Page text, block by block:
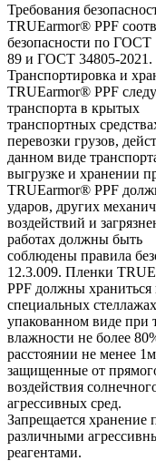
Требования
TRUEarmor® PPF
безопасности по ГОСТ
89 и ГОСТ 34805-2021.
Транспортировка и
TRUEarmor® PPF
транспорта в крытых
транспортных
перевозки грузов,
данном виде
выгрузке и хранении
TRUEarmor® PPF
ударов, других
воздействий и
работах должны быть
соблюдены правила
12.3.009. Пленки
PPF должны
специальных
упакованном виде при
влажности не более
расстоянии не менее
защищенные от
воздействия
агрессивных сред.
Запрещается хранение
различными
реагентами.